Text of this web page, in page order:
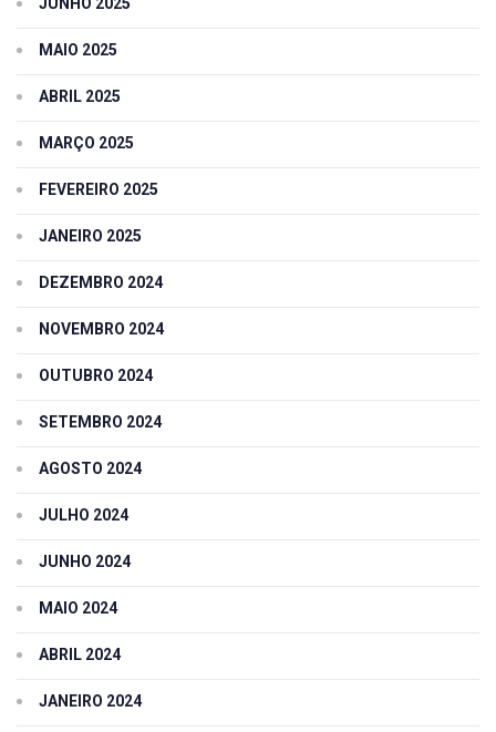
MAIO 2025
ABRIL 2025
MARÇO 2025
FEVEREIRO 2025
JANEIRO 2025
DEZEMBRO 2024
NOVEMBRO 2024
OUTUBRO 2024
SETEMBRO 2024
AGOSTO 2024
JULHO 2024
JUNHO 2024
MAIO 2024
ABRIL 2024
JANEIRO 2024